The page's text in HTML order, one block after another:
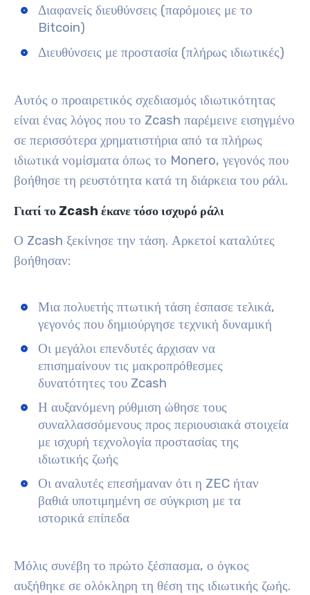
Διαφανείς διευθύνσεις (παρόμοιες με το
Bitcoin)
Διευθύνσεις με προστασία (πλήρως ιδιωτικές)
Αυτός ο προαιρετικός σχεδιασμός ιδιωτικότητας
είναι ένας λόγος που το Zcash παρέμεινε εισηγμένο
σε περισσότερα χρηματιστήρια από τα πλήρως
ιδιωτικά νομίσματα όπως το Monero, γεγονός που
βοήθησε τη ρευστότητα κατά τη διάρκεια του ράλι.
Γιατί το Zcash έκανε τόσο ισχυρό ράλι
Ο Zcash ξεκίνησε την τάση. Αρκετοί καταλύτες
βοήθησαν:
Μια πολυετής πτωτική τάση έσπασε τελικά,
γεγονός που δημιούργησε τεχνική δυναμική
Οι μεγάλοι επενδυτές άρχισαν να
επισημαίνουν τις μακροπρόθεσμες
δυνατότητες του Zcash
Η αυξανόμενη ρύθμιση ώθησε τους
συναλλασσόμενους προς περιουσιακά στοιχεία
με ισχυρή τεχνολογία προστασίας της
ιδιωτικής ζωής
Οι αναλυτές επεσήμαναν ότι η ZEC ήταν
βαθιά υποτιμημένη σε σύγκριση με τα
ιστορικά επίπεδα
Μόλις συνέβη το πρώτο ξέσπασμα, ο όγκος
αυξήθηκε σε ολόκληρη τη θέση της ιδιωτικής ζωής.